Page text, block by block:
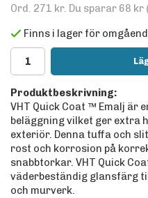
Ord. 271 kr. Du sparar 68 kr (
Finns i lager för
Produktbeskrivning:
VHT Quick Coat ™ Emalj är
beläggning vilket ger extra
exteriör. Denna tuffa och
rost och korrosion på
snabbtorkar. VHT Quick
väderbeständig glansfärg
och murverk.